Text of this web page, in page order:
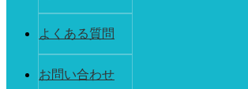
よくある質問
お問い合わせ